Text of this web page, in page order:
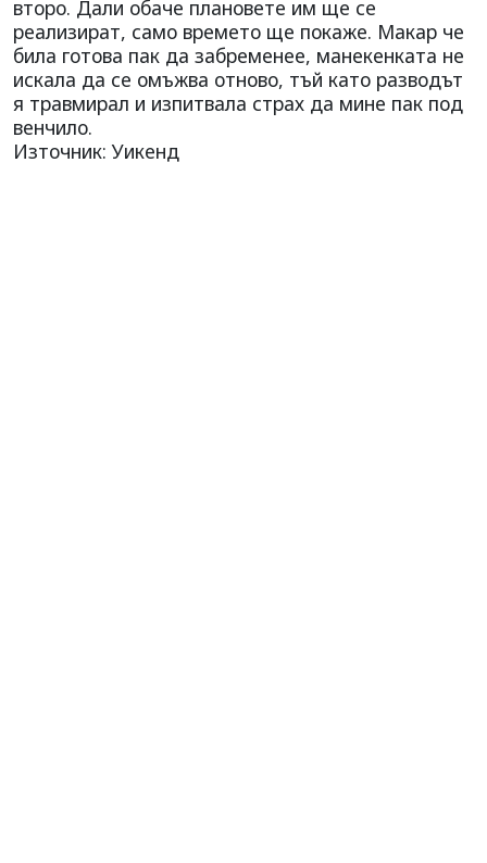
второ. Дали обаче плановете им ще се
реализират, само времето ще покаже. Макар че
била готова пак да забременее, манекенката не
искала да се омъжва отново, тъй като разводът
я травмирал и изпитвала страх да мине пак под
венчило.
Източник: Уикенд